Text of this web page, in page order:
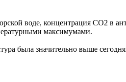
воде, концентрация CO2 в
максимумами.
была значительно выше